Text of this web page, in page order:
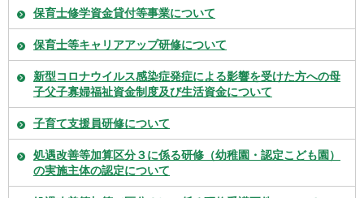
保育士修学資金貸付等事業について
保育士等キャリアアップ研修について
新型コロナウイルス感染症発症による影響を受けた方への母
子父子寡婦福祉資金制度及び生活資金について
子育て支援員研修について
処遇改善等加算区分３に係る研修（幼稚園・認定こども園）
の実施主体の認定について